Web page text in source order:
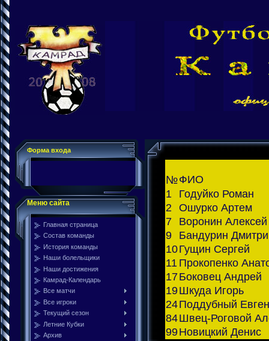
Форма входа
Меню сайта
Главная страница
Состав команды
История команды
Наши болельщики
Наши достижения
Камрад-Календарь
Все матчи
Все игроки
Текущий сезон
Летние Кубки
Архив
№ФИО
1
Годуйко Роман
2
Ошурко Артем
7
Воронин Алексей
9
Бандурин
10Гущин Сергей
11 Прокопенко
17Боковец Андрей
19Шкуда Игорь
24Поддубный
84Швец-Роговой
99Новицкий Денис